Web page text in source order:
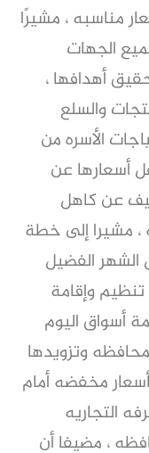
مناسبه ، مشيرًا
الجهات
أهدافها ،
والسلع
الأسره من
أسعارها عن
عن كاهل
، مشيرا إلى خطة
الشهر الفضيل
وإقامة
أسواق اليوم
وتزويدها
مخفضه أمام
التجاريه
، مضيفا أن